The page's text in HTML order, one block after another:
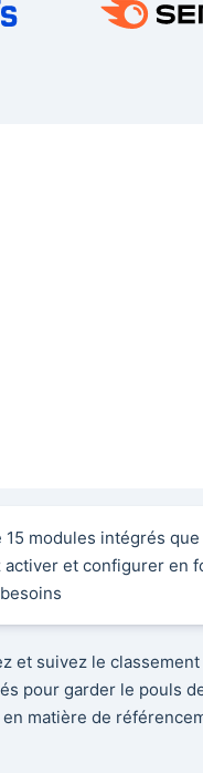
15 modules intégrés que
activer et configurer en
et suivez le classement
pour garder le pouls
en matière de